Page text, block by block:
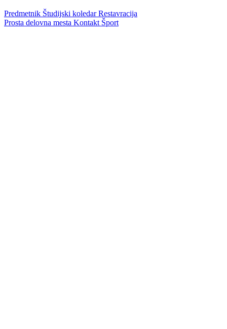
Predmetnik Študijski koledarRestavracija
Prosta delovna mesta Kontakt Šport